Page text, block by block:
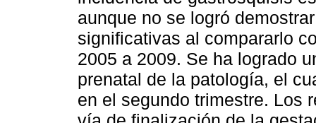
aunque no se logró
significativas al compararlo
2005 a 2009. Se ha logrado
prenatal de la patología, el
en el segundo trimestre. Los